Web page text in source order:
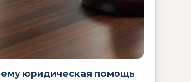
юридическая помощь